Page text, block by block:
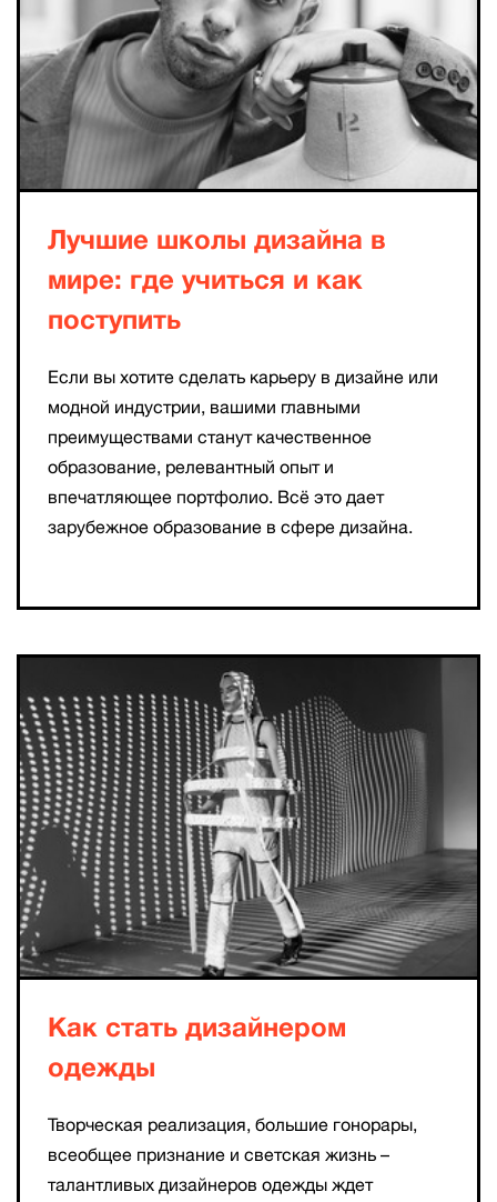
Лучшие школы дизайна в
мире: где учиться и как
поступить
Если вы хотите сделать карьеру в дизайне или
модной индустрии, вашими главными
преимуществами станут качественное
образование, релевантный опыт и
впечатляющее портфолио. Всё это дает
зарубежное образование в сфере дизайна.
Как стать дизайнером
одежды
Творческая реализация, большие гонорары,
всеобщее признание и светская жизнь –
талантливых дизайнеров одежды ждет